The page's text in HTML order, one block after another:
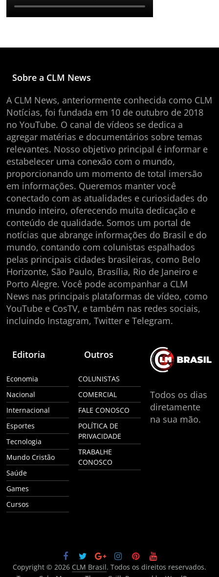
Sobre a CLM News
A CLM News, anteriormente conhecida como CLM
Notícias, foi fundada em 10 de outubro de 2018
no YouTube. O canal de vídeos se dedica a
agregar matérias e documentários sobre temas
relevantes. Nosso objetivo principal é informar e
estabelecer uma conexão com o mundo,
proporcionando um momento de total imersão
em informações. Queremos manter você
conectado com as atualidades e curiosidades do
mundo inteiro, oferecendo muita dedicação e
conteúdo de qualidade. Somos um portal de
notícias que abrange informações do Brasil e do
mundo, contando com colunistas espalhados
pelas principais cidades brasileiras, como Belo
Horizonte, São Paulo, Brasília, Rio de Janeiro e
Porto Alegre. Você pode acompanhar a CLM
News nas principais plataformas de vídeo, como
YouTube e CosTV, e também nas redes sociais,
incluindo Instagram, Twitter e Telegram.
Editoria
Economia
Nacional
Internacional
Esportes
Tecnologia
Mundo Cristão
Saúde
Games
Cursos
Outros
COLUNISTAS
COMERCIAL
FALE CONOSCO
POLÍTICA DE
PRIVACIDADE
TRABALHE
CONOSCO
Todos os dias
diretamente
na sua mão.
Copyright © 2026 CLM Brasil. Todos os direitos reservados.